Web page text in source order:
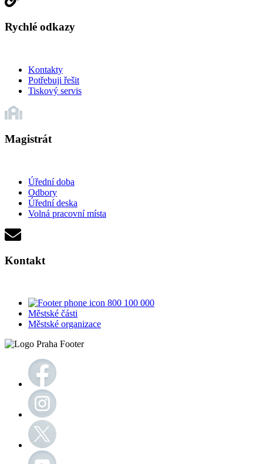
Rychlé odkazy
Kontakty
Potřebuji řešit
Tiskový servis
Magistrát
Úřední doba
Odbory
Úřední deska
Volná pracovní místa
Kontakt
800 100 000
Městské části
Městské organizace